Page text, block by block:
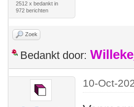
2512 x bedankt in
972 berichten
Zoek
Bedankt door:
10-Oct-